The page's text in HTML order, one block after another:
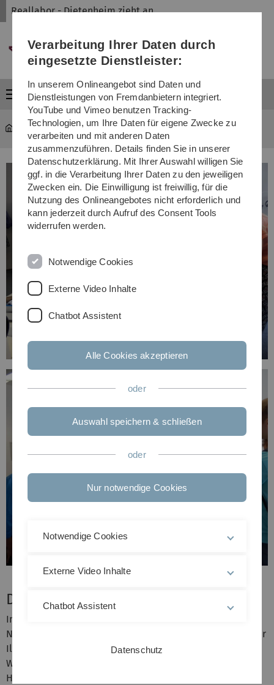
Direkt
Direkt
Direkt
(Sprache,
Drucken,
Media)
Direkt
Direkt
Reallabor - Dietenheim zieht an
Menü
Reallabor - Dietenheim zieht an Das Nähcafe
Das Nähcafé
Im Rahmen des Reallabors wurde in Dietenheim ein
Nähcafé „für alle“ eingerichtet. In den Räumlichkeiten der
Illertisser Str. 1, wurden über 2 Jahre hinweg, regelmäßige
Workshops zum Thema Nähen, Upcycling, Reparatur und
Handarbeit angeleitet.
Verarbeitung Ihrer Daten durch
eingesetzte Dienstleister:
In unserem Onlineangebot sind Daten und
Dienstleistungen von Fremdanbietern integriert.
YouTube und Vimeo benutzen Tracking-
Technologien, um Ihre Daten für eigene Zwecke zu
verarbeiten und mit anderen Daten
zusammenzuführen. Details finden Sie in unserer
Datenschutzerklärung. Mit Ihrer Auswahl willigen Sie
ggf. in die Verarbeitung Ihrer Daten zu den jeweiligen
Zwecken ein. Die Einwilligung ist freiwillig, für die
Nutzung des Onlineangebotes nicht erforderlich und
kann jederzeit durch Aufruf des Consent Tools
widerrufen werden.
Notwendige Cookies
Externe Video Inhalte
Chatbot Assistent
Alle Cookies akzeptieren
oder
Auswahl speichern & schließen
oder
Nur notwendige Cookies
Notwendige Cookies
Externe Video Inhalte
Chatbot Assistent
Datenschutz